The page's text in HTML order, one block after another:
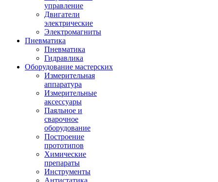
управление
Двигатели
электрические
Электромагниты
Пневматика
Пневматика
Гидравлика
Оборудование мастерских
Измерительная
аппаратура
Измерительные
аксессуары
Паяльное и
сварочное
оборудование
Построение
прототипов
Химические
препараты
Инструменты
Aнтистатика